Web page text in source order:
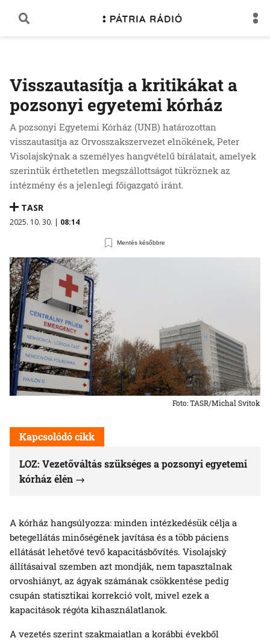
Visszautasítja a kritikákat a
pozsonyi egyetemi kórház
A pozsonyi Egyetemi Kórház (UNB) határozottan
visszautasítja az Orvosszakszervezet elnökének, Peter
Visolajskýnak a személyes hangvételű bírálatait, amelyek
szerintük érthetetlen megszállottságot tükröznek az
intézmény és a jelenlegi főigazgató iránt.
TASR
2025. 10. 30. | 08:14
Mentés későbbre
Foto: TASR/Michal Svítok
Kapcsolódó cikk
LOZ: Vezetőváltás szükséges a pozsonyi egyetemi
kórház élén
A kórház hangsúlyozza: minden intézkedésük célja a
betegellátás minőségének javítása és a több páciens
ellátását lehetővé tevő kapacitásbővítés. Visolajský
állításaival szemben azt mondják, nem tapasztalnak
orvoshiányt, az ágyak számának csökkentése pedig
csupán statisztikai korrekció volt, mivel ezek a
kapacitások régóta kihasználatlanok.
A vezetés szerint szakmaiatlan a korábbi évekből